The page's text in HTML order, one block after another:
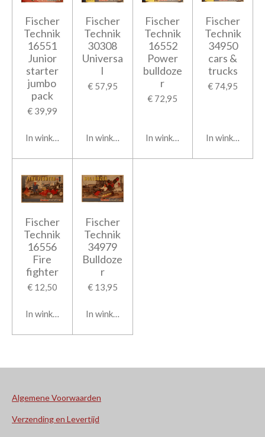
Fischer
Technik
16551
Junior
starter
jumbo
pack
€ 39,99
In winkelwagen
Fischer
Technik
30308
Universa
l
€ 57,95
In winkelwagen
Fischer
Technik
16552
Power
bulldoze
r
€ 72,95
In winkelwagen
Fischer
Technik
34950
cars &
trucks
€ 74,95
In
Fischer
Technik
16556
Fire
fighter
€ 12,50
In winkelwagen
Fischer
Technik
34979
Bulldoze
r
€ 13,95
In winkelwagen
Algemene Voorwaarden
Verzending en Levertijd